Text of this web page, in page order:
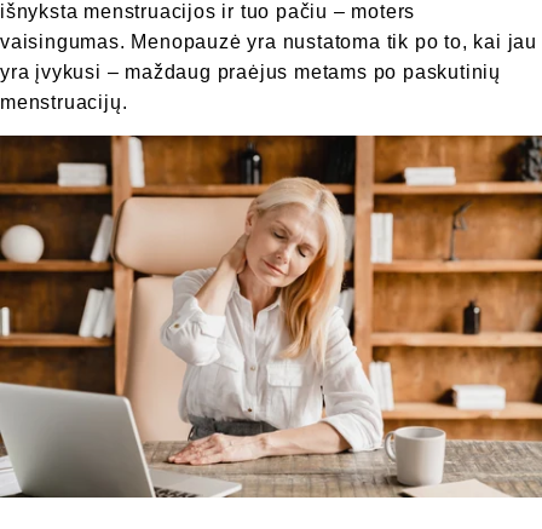
išnyksta menstruacijos ir tuo pačiu – moters
vaisingumas. Menopauzė yra nustatoma tik po to, kai jau
yra įvykusi – maždaug praėjus metams po paskutinių
menstruacijų.